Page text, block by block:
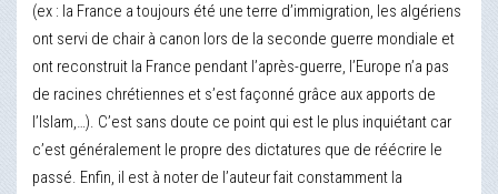
(ex : la France a toujours été une terre d’immigration, les algériens
ont servi de chair à canon lors de la seconde guerre mondiale et
ont reconstruit la France pendant l’après-guerre, l’Europe n’a pas
de racines chrétiennes et s’est façonné grâce aux apports de
l’Islam,…). C’est sans doute ce point qui est le plus inquiétant car
c’est généralement le propre des dictatures que de réécrire le
passé. Enfin, il est à noter de l’auteur fait constamment la